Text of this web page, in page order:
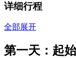
详细行程
全部展开
第一天：起